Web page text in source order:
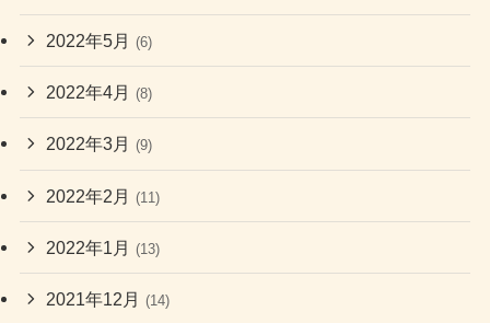
2022年5月 (6)
2022年4月 (8)
2022年3月 (9)
2022年2月 (11)
2022年1月 (13)
2021年12月 (14)